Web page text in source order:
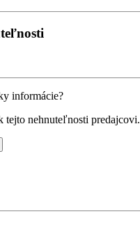
informácie?
tejto nehnuteľnosti predajcovi.